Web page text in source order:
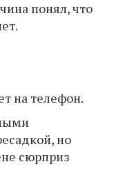
понял, что
на телефон.
но
сюрприз